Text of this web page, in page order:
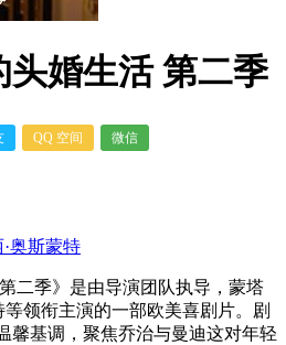
婚生活 第二季
QQ 空间 微信
奥斯蒙特
二季》是由导演团队执导，蒙塔
等领衔主演的一部欧美喜剧片。剧
馨基调，聚焦乔治与曼迪这对年轻